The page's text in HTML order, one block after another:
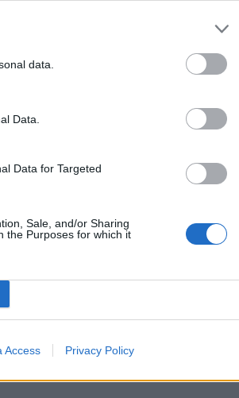
data.
Data.
Data for Targeted
Sale, and/or Sharing
the Purposes for which it
Access Privacy Policy